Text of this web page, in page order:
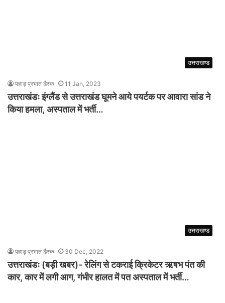
उत्तराखण्ड
पहाड़ प्रभात डैस्क 11 Jan, 2023
उत्तराखंडः इंग्लैंड से उत्तराखंड घूमने आये पयर्टक पर आवारा सांड ने
किया हमला, अस्पताल में भर्ती…
उत्तराखण्ड
पहाड़ प्रभात डैस्क 30 Dec, 2022
उत्तराखंडः (बड़ी खबर)- रेलिंग से टकराई क्रिकेटर ऋषभ पंत की
कार, कार में लगी आग, गंभीर हालत में पत अस्पताल में भर्ती…